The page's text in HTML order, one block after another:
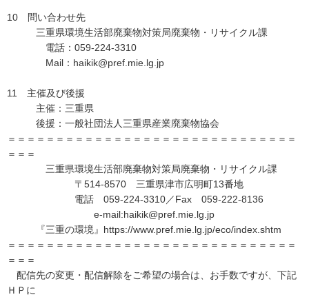
10 問い合わせ先
三重県環境生活部廃棄物対策局廃棄物・リサイクル課
電話：059-224-3310
Mail：haikik@pref.mie.lg.jp
11 主催及び後援
主催：三重県
後援：一般社団法人三重県産業廃棄物協会
＝＝＝＝＝＝＝＝＝＝＝＝＝＝＝＝＝＝＝＝＝＝＝＝＝＝＝＝＝＝
＝＝＝
三重県環境生活部廃棄物対策局廃棄物・リサイクル課
〒514-8570 三重県津市広明町13番地
電話 059-224-3310／Fax 059-222-8136
e-mail:haikik@pref.mie.lg.jp
『三重の環境』https://www.pref.mie.lg.jp/eco/index.shtm
＝＝＝＝＝＝＝＝＝＝＝＝＝＝＝＝＝＝＝＝＝＝＝＝＝＝＝＝＝＝
＝＝＝
配信先の変更・配信解除をご希望の場合は、お手数ですが、下記
ＨＰに